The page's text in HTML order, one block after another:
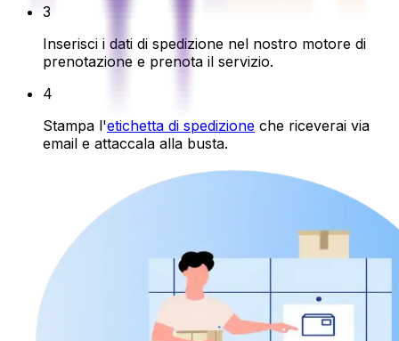
3
Inserisci i dati di spedizione nel nostro motore di
prenotazione e prenota il servizio.
4
Stampa l'etichetta di spedizione che riceverai via
email e attaccala alla busta.